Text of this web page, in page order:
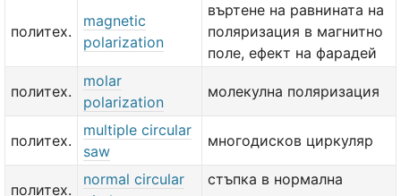
политех.
magnetic
polarization
въртене на равнината на
поляризация в магнитно
поле, ефект на фарадей
политех.
molar
polarization
молекулна поляризация
политех.
multiple circular
saw
многодисков циркуляр
политех.
normal circular
стъпка в нормална